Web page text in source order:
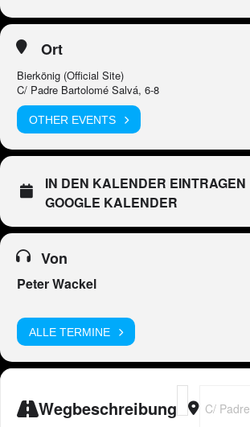
Ort
Bierkönig (Official Site)
C/ Padre Bartolomé Salvá, 6-8
OTHER EVENTS
IN DEN KALENDER EINTRAGEN
GOOGLE KALENDER
Von
Peter Wackel
ALLE TERMINE
Wegbeschreibung
Address -